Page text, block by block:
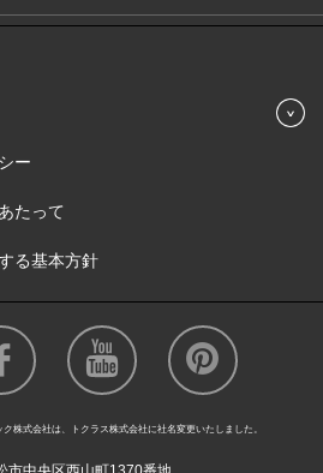
ー
たって
る基本方針
株式会社は、トクラス株式会社に社名変更いたしました。